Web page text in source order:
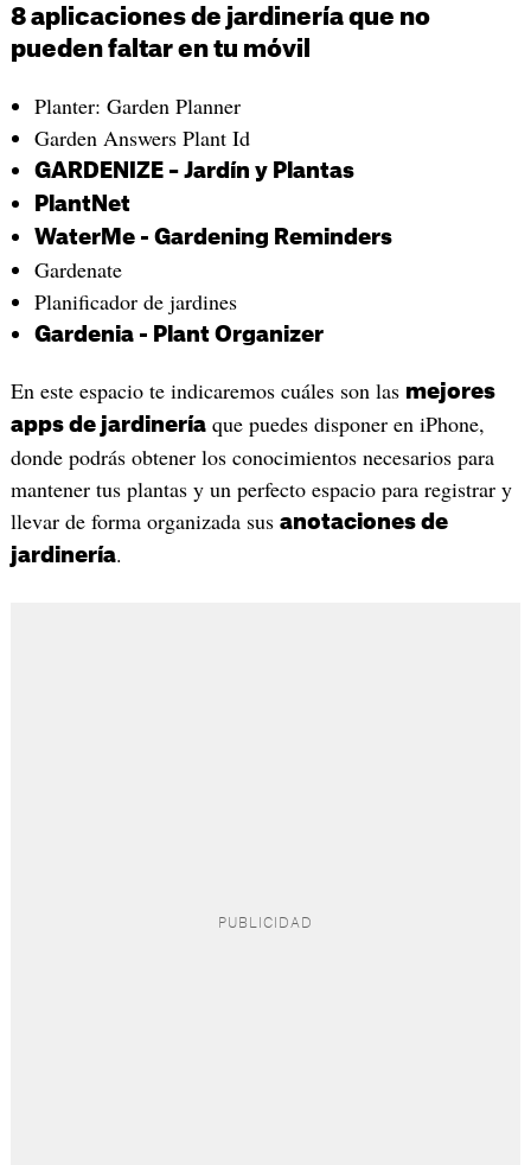
8 aplicaciones de jardinería que no
pueden faltar en tu móvil
‎Planter: Garden Planner
Garden Answers Plant Id
GARDENIZE – Jardín y Plantas
‎PlantNet
WaterMe - Gardening Reminders
‎Gardenate
‎Planificador de jardines
‎Gardenia - Plant Organizer
En este espacio te indicaremos cuáles son las mejores
apps de jardineríaque puedes disponer en iPhone,
donde podrás obtener los conocimientos necesarios para
mantener tus plantas y un perfecto espacio para registrar y
llevar de forma organizada sus anotaciones de
jardinería.